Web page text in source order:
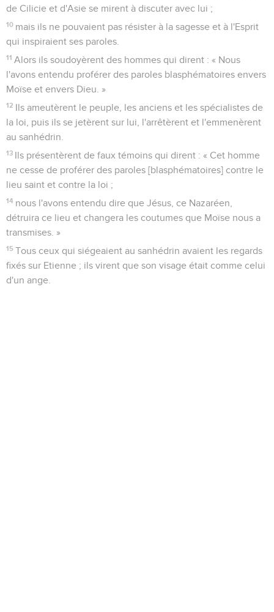
de Cilicie et d'Asie se mirent à discuter avec lui ;
10 mais ils ne pouvaient pas résister à la sagesse et à l'Esprit
qui inspiraient ses paroles.
11 Alors ils soudoyèrent des hommes qui dirent : « Nous
l'avons entendu proférer des paroles blasphématoires envers
Moïse et envers Dieu. »
12 Ils ameutèrent le peuple, les anciens et les spécialistes de
la loi, puis ils se jetèrent sur lui, l'arrêtèrent et l'emmenèrent
au sanhédrin.
13 Ils présentèrent de faux témoins qui dirent : « Cet homme
ne cesse de proférer des paroles [blasphématoires] contre le
lieu saint et contre la loi ;
14 nous l'avons entendu dire que Jésus, ce Nazaréen,
détruira ce lieu et changera les coutumes que Moïse nous a
transmises. »
15 Tous ceux qui siégeaient au sanhédrin avaient les regards
fixés sur Etienne ; ils virent que son visage était comme celui
d'un ange.